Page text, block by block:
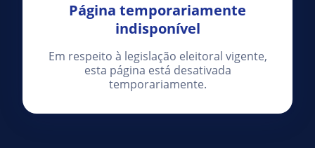
Página temporariamente
indisponível
Em respeito à legislação eleitoral vigente,
esta página está desativada
temporariamente.